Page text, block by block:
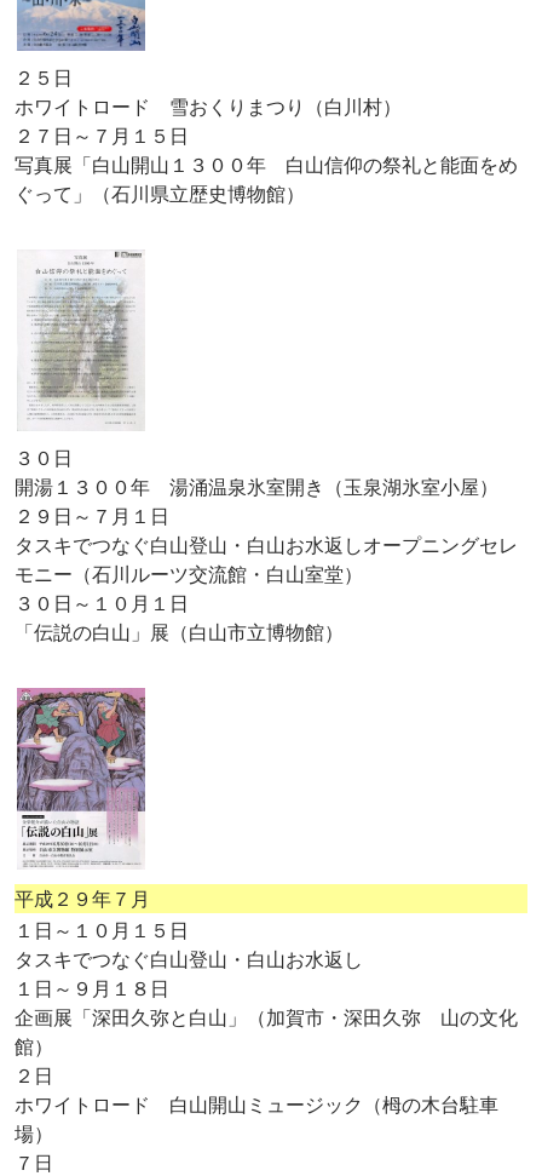
２５日
ホワイトロード 雪おくりまつり（白川村）
２７日～７月１５日
写真展「白山開山１３００年 白山信仰の祭礼と能面をめ
ぐって」（石川県立歴史博物館）
３０日
開湯１３００年 湯涌温泉氷室開き（玉泉湖氷室小屋）
２９日～７月１日
タスキでつなぐ白山登山・白山お水返しオープニングセレ
モニー（石川ルーツ交流館・白山室堂）
３０日～１０月１日
「伝説の白山」展（白山市立博物館）
平成２９年７月
１日～１０月１５日
タスキでつなぐ白山登山・白山お水返し
１日～９月１８日
企画展「深田久弥と白山」（加賀市・深田久弥 山の文化
館）
２日
ホワイトロード 白山開山ミュージック（栂の木台駐車
場）
７日